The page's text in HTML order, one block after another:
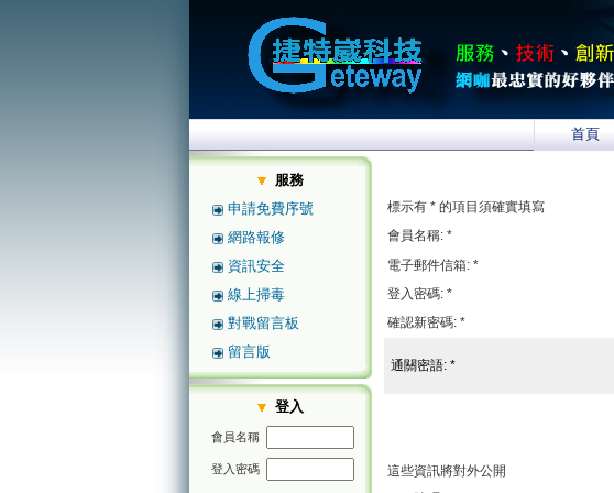
首頁
服務
申請免費序號
網路報修
資訊安全
線上掃毒
對戰留言板
留言版
登入
會員名稱
登入密碼
標示有 * 的項目須確實填寫
會員名稱: *
電子郵件信箱: *
登入密碼: *
確認新密碼: *
通關密語: *
這些資訊將對外公開